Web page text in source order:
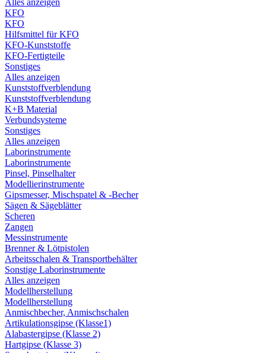
Alles anzeigen
KFO
KFO
Hilfsmittel für KFO
KFO-Kunststoffe
KFO-Fertigteile
Sonstiges
Alles anzeigen
Kunststoffverblendung
Kunststoffverblendung
K+B Material
Verbundsysteme
Sonstiges
Alles anzeigen
Laborinstrumente
Laborinstrumente
Pinsel, Pinselhalter
Modellierinstrumente
Gipsmesser, Mischspatel & -Becher
Sägen & Sägeblätter
Scheren
Zangen
Messinstrumente
Brenner & Lötpistolen
Arbeitsschalen & Transportbehälter
Sonstige Laborinstrumente
Alles anzeigen
Modellherstellung
Modellherstellung
Anmischbecher, Anmischschalen
Artikulationsgipse (Klasse1)
Alabastergipse (Klasse 2)
Hartgipse (Klasse 3)